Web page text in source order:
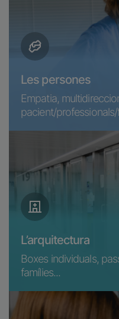
Les persones
Empatia,
pacient/professionals/
L’arquitectura
Boxes individuals,
famílies...